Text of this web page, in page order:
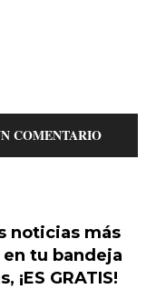
COMENTARIO
noticias más
tu bandeja
GRATIS!